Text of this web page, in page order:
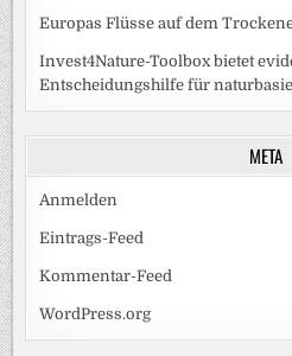
Europas Flüsse auf dem
Invest4Nature-Toolbox bietet
Entscheidungshilfe für
META
Anmelden
Eintrags-Feed
Kommentar-Feed
WordPress.org